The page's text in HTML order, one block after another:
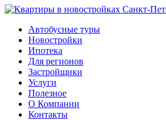
Автобусные туры
Новостройки
Ипотека
Для регионов
Застройщики
Услуги
Полезное
О Компании
Контакты